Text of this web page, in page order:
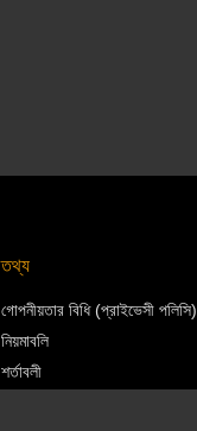
তথ্য
গোপনীয়তার বিধি (প্রাইভেসী পলিসি)
নিয়মাবলি
শর্তাবলী